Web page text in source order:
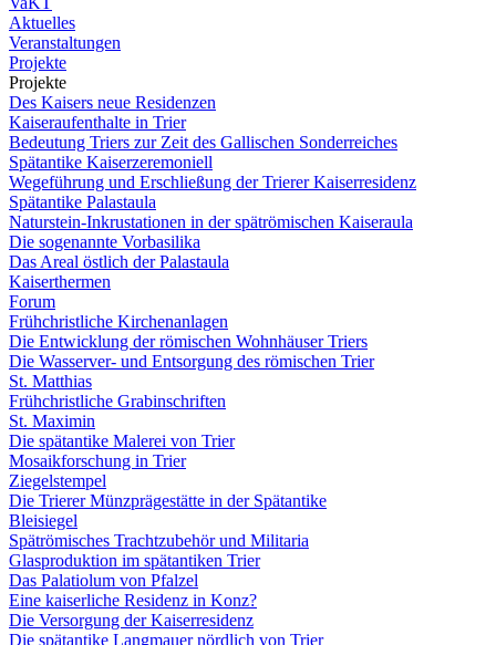
Aktuelles
Veranstaltungen
Projekte
Projekte
Des Kaisers neue Residenzen
Kaiseraufenthalte in Trier
Bedeutung Triers zur Zeit des Gallischen Sonderreiches
Spätantike Kaiserzeremoniell
Wegeführung und Erschließung der Trierer Kaiserresidenz
Spätantike Palastaula
Naturstein-Inkrustationen in der spätrömischen Kaiseraula
Die sogenannte Vorbasilika
Das Areal östlich der Palastaula
Kaiserthermen
Forum
Frühchristliche Kirchenanlagen
Die Entwicklung der römischen Wohnhäuser Triers
Die Wasserver- und Entsorgung des römischen Trier
St. Matthias
Frühchristliche Grabinschriften
St. Maximin
Die spätantike Malerei von Trier
Mosaikforschung in Trier
Ziegelstempel
Die Trierer Münzprägestätte in der Spätantike
Bleisiegel
Spätrömisches Trachtzubehör und Militaria
Glasproduktion im spätantiken Trier
Das Palatiolum von Pfalzel
Eine kaiserliche Residenz in Konz?
Die Versorgung der Kaiserresidenz
Die spätantike Langmauer nördlich von Trier